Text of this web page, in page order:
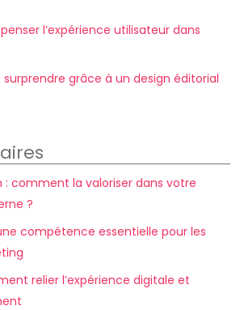
l’expérience utilisateur dans
grâce à un design éditorial
: comment la valoriser dans votre
?
compétence essentielle pour les
relier l’expérience digitale et